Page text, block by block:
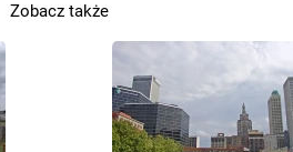
Zobacz także